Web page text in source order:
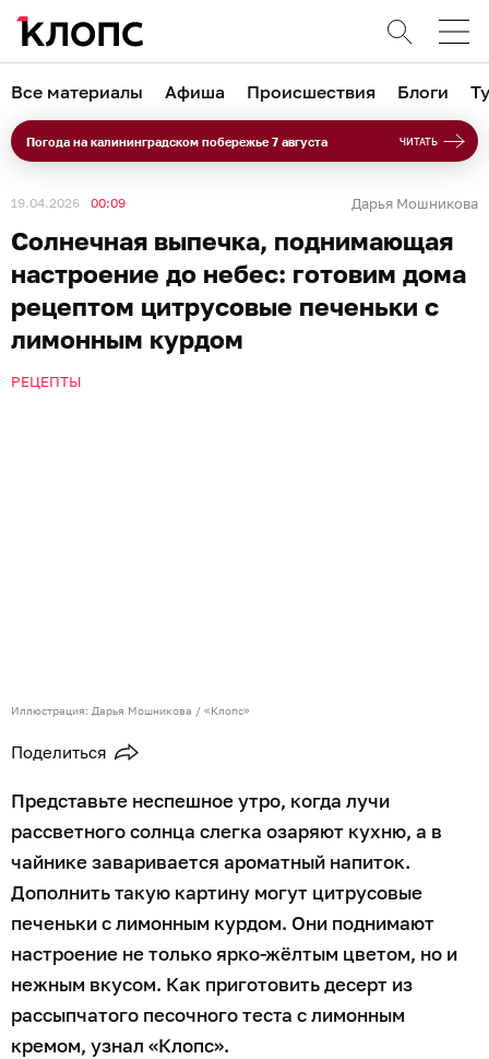
Все материалы Афиша Происшествия Блоги
Погода на калининградском побережье 7 августа ЧИТАТЬ
19.04.2026 00:09 Дарья Мошникова
Солнечная выпечка, поднимающая
настроение до небес: готовим дома
рецептом цитрусовые печеньки с
лимонным курдом
РЕЦЕПТЫ
Иллюстрация: Дарья Мошникова / «Клопс»
Поделиться
Представьте неспешное утро, когда лучи
рассветного солнца слегка озаряют кухню, а в
чайнике заваривается ароматный напиток.
Дополнить такую картину могут цитрусовые
печеньки с лимонным курдом. Они поднимают
настроение не только ярко-жёлтым цветом, но и
нежным вкусом. Как приготовить десерт из
рассыпчатого песочного теста с лимонным
кремом, узнал «Клопс».